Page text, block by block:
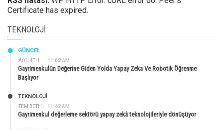
Certificate has expired.
TEKNOLOJI
AĞU 4TH 11:02 AM
GÜNCEL
Gayrimenkulün Değerine Giden Yolda Yapay Zeka Ve Robotik Öğrenme
Başlıyor
TEM 30TH 11:42 AM
TEKNOLOJİ
Gayrimenkul değerleme sektörü yapay zekâ teknolojileriyle dönüşüyor